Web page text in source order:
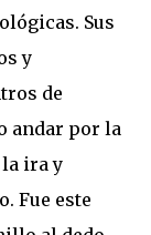
Sus
y
de
andar por la
ira y
Fue este